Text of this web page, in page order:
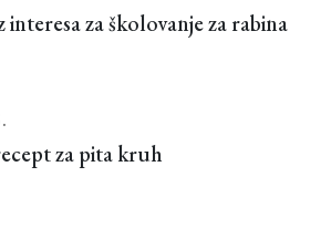
interesa za školovanje za rabina
za pita kruh